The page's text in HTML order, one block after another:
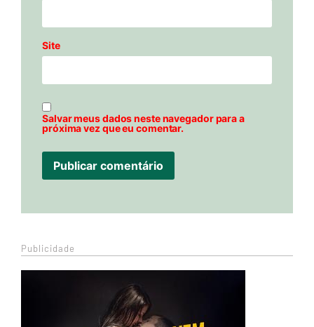
Site
Salvar meus dados neste navegador para a
próxima vez que eu comentar.
Publicidade